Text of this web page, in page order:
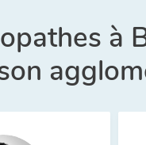
à